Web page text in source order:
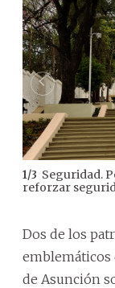
1/3 Seguridad.
reforzar
Dos de los
emblemáticos
de Asunción